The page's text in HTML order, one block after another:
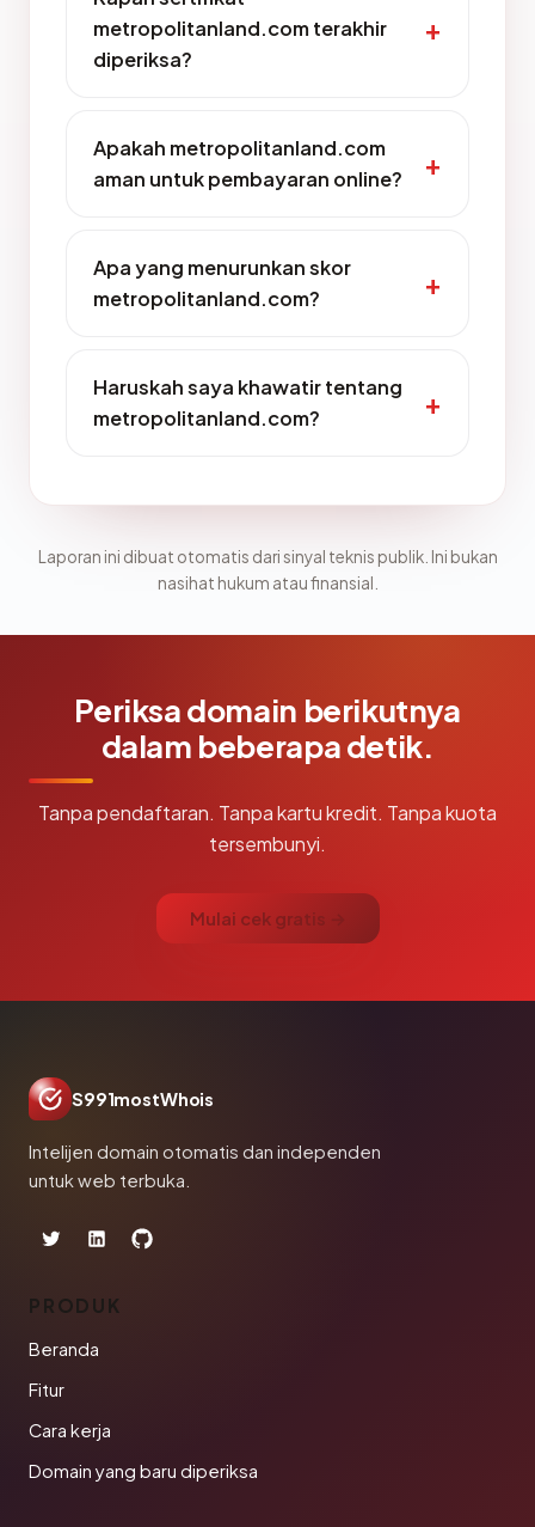
metropolitanland.com terakhir
diperiksa?
Apakah metropolitanland.com
aman untuk pembayaran online?
Apa yang menurunkan skor
metropolitanland.com?
Haruskah saya khawatir tentang
metropolitanland.com?
Laporan ini dibuat otomatis dari sinyal teknis publik. Ini bukan
nasihat hukum atau finansial.
Periksa domain berikutnya
dalam beberapa detik.
Tanpa pendaftaran. Tanpa kartu kredit. Tanpa kuota
tersembunyi.
Mulai cek gratis →
S991mostWhois
Intelijen domain otomatis dan independen
untuk web terbuka.
PRODUK
Beranda
Fitur
Cara kerja
Domain yang baru diperiksa